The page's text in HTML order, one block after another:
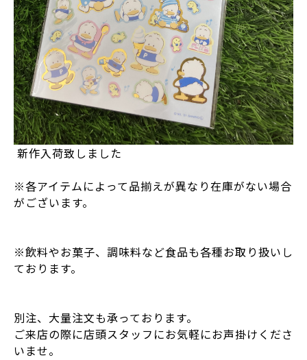
新作入荷致しました
※各アイテムによって品揃えが異なり在庫がない場合
がございます。
※飲料やお菓子、調味料など食品も各種お取り扱いし
ております。
別注、大量注文も承っております。
ご来店の際に店頭スタッフにお気軽にお声掛けくださ
いませ。